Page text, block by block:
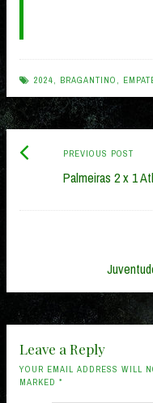
2024, BRAGANTINO ,
Post
navigation
PREVIOUS POST
Palmeiras 2 x 1
Leave a Reply
YOUR EMAIL ADDRESS WILL
MARKED *